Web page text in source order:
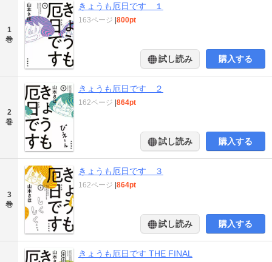
1
巻
きょうも厄日です １
163ページ |800pt
試し読み 購入する
2
巻
きょうも厄日です ２
162ページ |864pt
試し読み 購入する
3
巻
きょうも厄日です ３
162ページ |864pt
試し読み 購入する
きょうも厄日です THE FINAL